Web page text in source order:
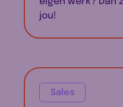
jou!
Sales